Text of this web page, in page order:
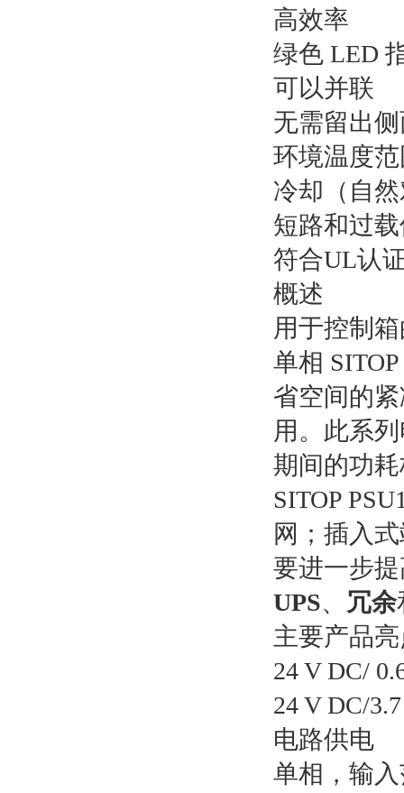
高效率
绿色 LED
可以并联
无需留出
环境温度范
冷却（自
短路和过
符合UL认
概述
用于控制
单相
省空间的
用。此系
期间的功
SITOP
网；插入
要进一步
UPS、 冗余
主要产品
24 V DC/
24 V DC/
电路供电
单相，输入